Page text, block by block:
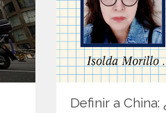
Definir a